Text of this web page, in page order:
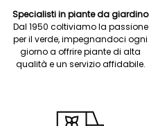
Specialisti in piante da giardino
Dal 1950 coltiviamo la passione
per il verde, impegnandoci ogni
giorno a offrire piante di alta
qualità e un servizio affidabile.